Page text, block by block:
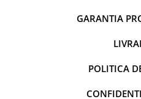
GARANTIA
POLITICA